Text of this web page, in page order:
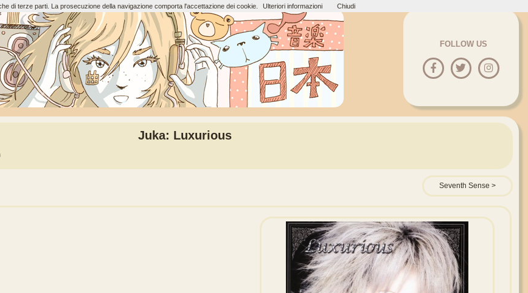
FOLLOW US
Juka: Luxurious
Seventh Sense
di terze parti. La prosecuzione della navigazione comporta l'accettazione dei cookie. Ulteriori informazioni Chiudi